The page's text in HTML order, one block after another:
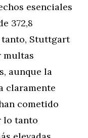
esenciales
372,8
Stuttgart
multas
aunque la
claramente
cometido
lo tanto